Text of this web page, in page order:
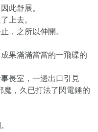
此舒展。
上去。
，之所以伸開。
果滿滿當當的一飛碟的
長室，一邊出口引見
魔，久已打法了閃電錘的